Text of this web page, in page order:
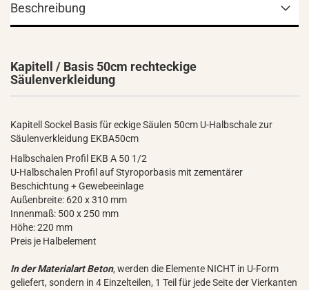
Beschreibung
Kapitell / Basis 50cm rechteckige
Säulenverkleidung
Kapitell Sockel Basis für eckige Säulen 50cm U-Halbschale zur
Säulenverkleidung EKBA50cm
Halbschalen Profil EKB A 50 1/2
U-Halbschalen Profil auf Styroporbasis mit zementärer
Beschichtung + Gewebeeinlage
Außenbreite: 620 x 310 mm
Innenmaß: 500 x 250 mm
Höhe: 220 mm
Preis je Halbelement
In der Materialart Beton, werden die Elemente NICHT in U-Form
geliefert, sondern in 4 Einzelteilen, 1 Teil für jede Seite der Vierkanten